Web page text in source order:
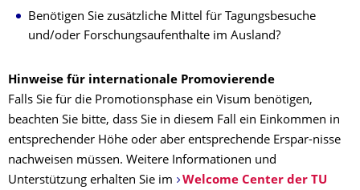
Benötigen Sie zusätzliche Mittel für Tagungsbesuche
und/oder Forschungsaufenthalte im Ausland?
Hinweise für internationale Promovierende
Falls Sie für die Promotionsphase ein Visum benötigen,
beachten Sie bitte, dass Sie in diesem Fall ein Einkommen in
entsprechender Höhe oder aber entsprechende Erspar-nisse
nachweisen müssen. Weitere Informationen und
Unterstützung erhalten Sie im
Welcome Center der TU